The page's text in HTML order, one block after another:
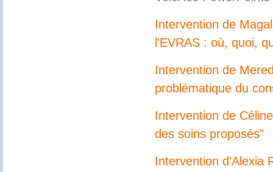
Intervention de
l'EVRAS : où, quoi,
Intervention de
problématique du
Intervention de
des soins proposés"
Intervention d'Alexia